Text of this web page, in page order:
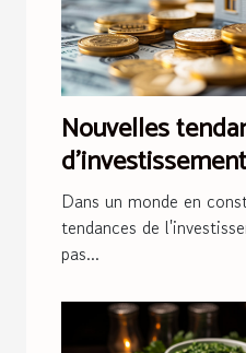
Nouvelles
Dans un monde en
tendances de
pas...